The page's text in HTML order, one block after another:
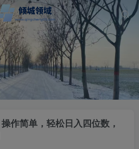
作简单，轻松日入四位数，